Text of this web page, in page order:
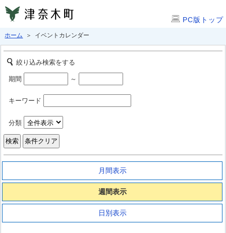
PC版トップ
ホーム ＞ イベントカレンダー
絞り込み検索をする
期間 ～
キーワード
分類
月間表示
週間表示
日別表示